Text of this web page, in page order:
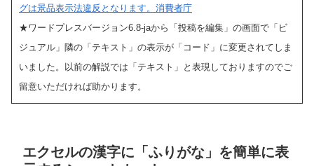
グは景品表示法違反となります。消費者庁
★ワードプレスバージョン6.8-jaから「投稿を編集」の画面で「ビ
ジュアル」隣の「テキスト」の表示が「コード」に変更されてしま
いました。以前の解説では「テキスト」と表現しておりますのでご
留意いただければ助かります。
エクセルの漢字に「ふりがな」を簡単に表